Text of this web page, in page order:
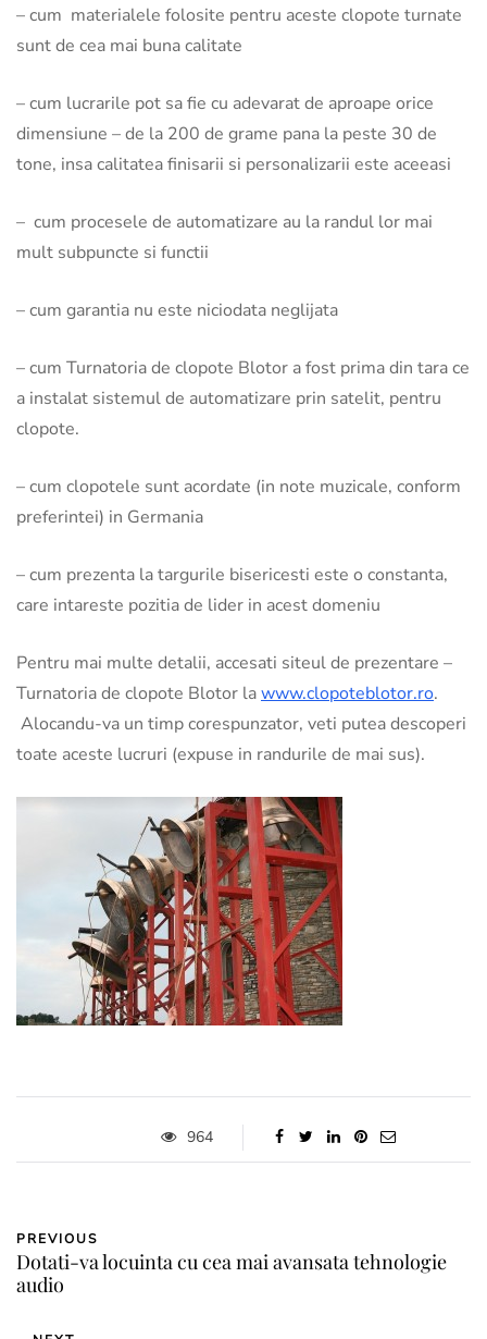
– cum materialele folosite pentru aceste clopote turnate
sunt de cea mai buna calitate
– cum lucrarile pot sa fie cu adevarat de aproape orice
dimensiune – de la 200 de grame pana la peste 30 de
tone, insa calitatea finisarii si personalizarii este aceeasi
– cum procesele de automatizare au la randul lor mai
mult subpuncte si functii
– cum garantia nu este niciodata neglijata
– cum Turnatoria de clopote Blotor a fost prima din tara ce
a instalat sistemul de automatizare prin satelit, pentru
clopote.
– cum clopotele sunt acordate (in note muzicale, conform
preferintei) in Germania
– cum prezenta la targurile bisericesti este o constanta,
care intareste pozitia de lider in acest domeniu
Pentru mai multe detalii, accesati siteul de prezentare –
Turnatoria de clopote Blotor lawww.clopoteblotor.ro.
Alocandu-va un timp corespunzator, veti putea descoperi
toate aceste lucruri (expuse in randurile de mai sus).
964
PREVIOUS
Dotati-va locuinta cu cea mai avansata tehnologie
audio